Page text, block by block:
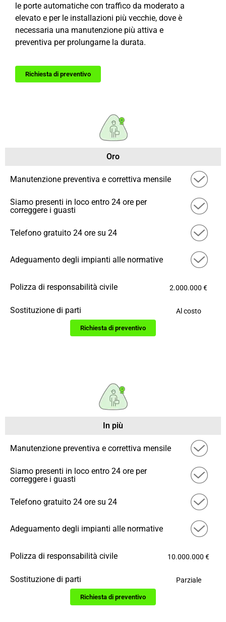
le porte automatiche con traffico da moderato a
elevato e per le installazioni più vecchie, dove è
necessaria una manutenzione più attiva e
preventiva per prolungarne la durata.
Richiesta di preventivo
Oro
Manutenzione preventiva e correttiva mensile
Siamo presenti in loco entro 24 ore per
correggere i guasti
Telefono gratuito 24 ore su 24
Adeguamento degli impianti alle normative
Polizza di responsabilità civile 2.000.000 €
Sostituzione di parti Al costo
Richiesta di preventivo
In più
Manutenzione preventiva e correttiva mensile
Siamo presenti in loco entro 24 ore per
correggere i guasti
Telefono gratuito 24 ore su 24
Adeguamento degli impianti alle normative
Polizza di responsabilità civile 10.000.000 €
Sostituzione di parti Parziale
Richiesta di preventivo